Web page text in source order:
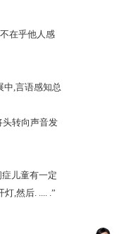
在乎他人感
,言语感知总
转向声音发
儿童有一定
,然后. .... .”